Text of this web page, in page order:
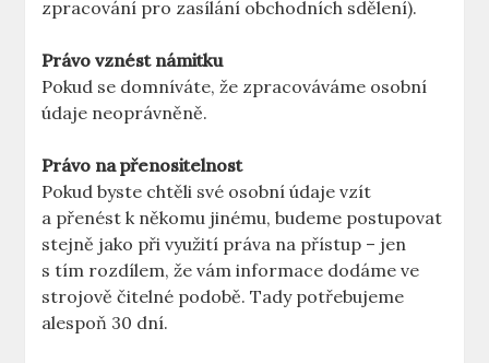
zpracování pro zasílání obchodních sdělení).
Právo vznést námitku
Pokud se domníváte, že zpracováváme osobní
údaje neoprávněně.
Právo na přenositelnost
Pokud byste chtěli své osobní údaje vzít
a přenést k někomu jinému, budeme postupovat
stejně jako při využití práva na přístup – jen
s tím rozdílem, že vám informace dodáme ve
strojově čitelné podobě. Tady potřebujeme
alespoň 30 dní.